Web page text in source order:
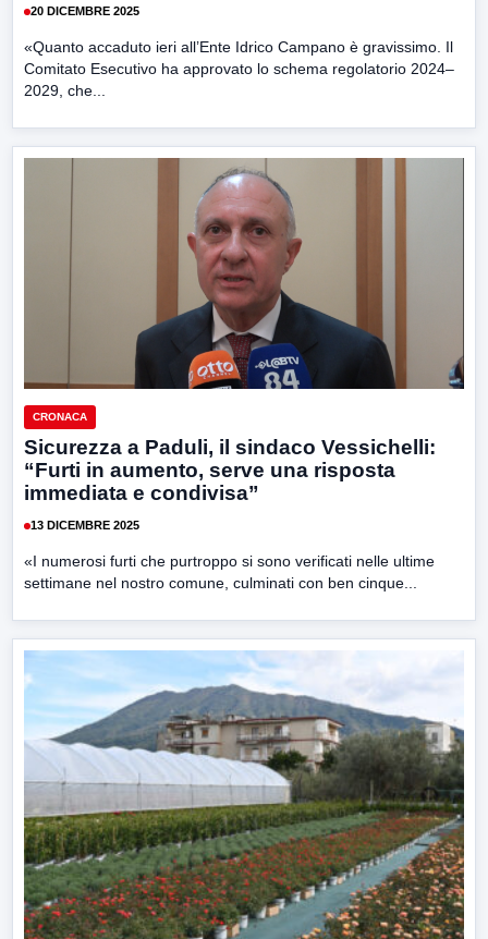
20 DICEMBRE 2025
«Quanto accaduto ieri all’Ente Idrico Campano è gravissimo. Il
Comitato Esecutivo ha approvato lo schema regolatorio 2024–
2029, che...
CRONACA
Sicurezza a Paduli, il sindaco Vessichelli:
“Furti in aumento, serve una risposta
immediata e condivisa”
13 DICEMBRE 2025
«I numerosi furti che purtroppo si sono verificati nelle ultime
settimane nel nostro comune, culminati con ben cinque...